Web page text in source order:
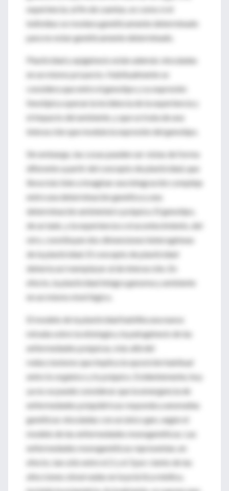
experiencia; al fin de cuentas, es como si el
individuo se revelara genéticamente determinado
para no estar genéticamente determinado.
Plasticidad y epigénesis están además vinculadas
en un mismo proyecto. Habitualmente se
considera que entre el genotipo y su expresión
fenotípica operan la incidencia de la experiencia y
el impacto del ambiente, y que se trata de una
interacción que modula la expresión del genotipo.
Sin embargo, las cosas pueden ser vistas de forma
diferente a partir del concepto de plasticidad, que
lleva más bien a imaginar una integración compleja
entre una determinación genética y una
determinación ambiental o psíquica. El genotipo,
de un lado, y la experiencia o el acontecimiento, del
otro, constituyen dos dimensiones heterogéneas
de la plasticidad. El concepto de plasticidad
debería así reemplazar al de interacción. En
efecto, la plasticidad integra genoma y ambiente
en un mismo nivel lógico.
El modelo de la plasticidad habilita una nueva
mirada sobre la etiología y la patogénesis de las
enfermedades psíquicas, más allá del
reduccionismo que implica la oposición habitual
entre lo orgánico y lo psíquico. Evidentemente, hoy
ya no se puede considerar que la emergencia de
enfermedades psiquiátricas responda a anomalías
genéticas vinculadas con un único gen, según el
modelo de las enfermedades monogenéticas. Las
enfermedades monogenéticas representan, en
efecto, tan sólo entre el 2 y el 3 por ciento de las
afecciones observadas en la práctica médica,